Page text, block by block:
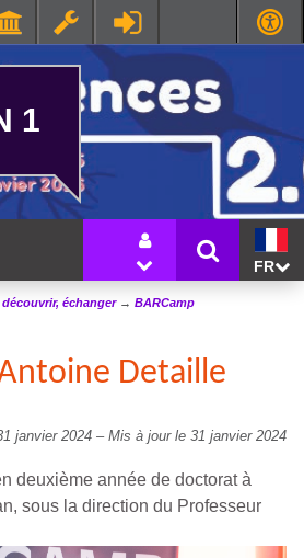
1
FR
découvrir, échanger→ BARCamp
Detaille
janvier 2024 – Mis à jour le 31 janvier 2024
deuxième année de doctorat à
sous la direction du Professeur